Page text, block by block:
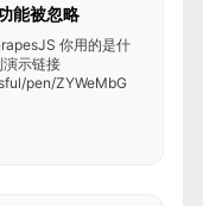
能被忽略
你用的是什
示链接
pen/ZYWeMbG